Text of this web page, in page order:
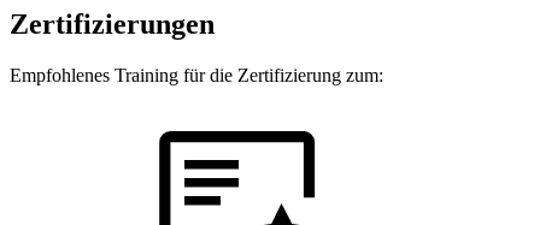
Zertifizierungen
Empfohlenes Training für die Zertifizierung zum: